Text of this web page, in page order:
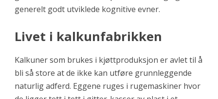
generelt godt utviklede kognitive evner.
Livet i kalkunfabrikken
Kalkuner som brukes i kjøttproduksjon er avlet til å
bli så store at de ikke kan utføre grunnleggende
naturlig adferd. Eggene ruges i rugemaskiner hvor